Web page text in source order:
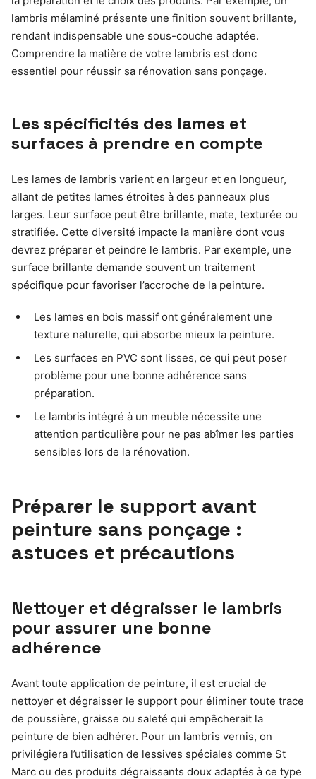
lambris mélaminé présente une finition souvent brillante,
rendant indispensable une sous-couche adaptée.
Comprendre la matière de votre lambris est donc
essentiel pour réussir sa rénovation sans ponçage.
Les spécificités des lames et
surfaces à prendre en compte
Les lames de lambris varient en largeur et en longueur,
allant de petites lames étroites à des panneaux plus
larges. Leur surface peut être brillante, mate, texturée ou
stratifiée. Cette diversité impacte la manière dont vous
devrez préparer et peindre le lambris. Par exemple, une
surface brillante demande souvent un traitement
spécifique pour favoriser l’accroche de la peinture.
Les lames en bois massif ont généralement une
texture naturelle, qui absorbe mieux la peinture.
Les surfaces en PVC sont lisses, ce qui peut poser
problème pour une bonne adhérence sans
préparation.
Le lambris intégré à un meuble nécessite une
attention particulière pour ne pas abîmer les parties
sensibles lors de la rénovation.
Préparer le support avant
peinture sans ponçage :
astuces et précautions
Nettoyer et dégraisser le lambris
pour assurer une bonne
adhérence
Avant toute application de peinture, il est crucial de
nettoyer et dégraisser le support pour éliminer toute trace
de poussière, graisse ou saleté qui empêcherait la
peinture de bien adhérer. Pour un lambris vernis, on
privilégiera l’utilisation de lessives spéciales comme St
Marc ou des produits dégraissants doux adaptés à ce type